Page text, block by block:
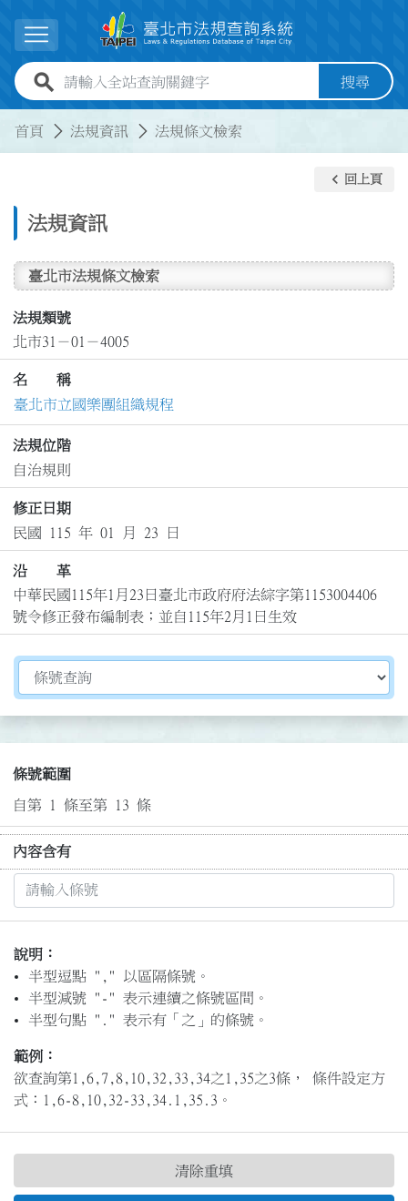
展開選單
全站查詢關鍵字欄位 搜尋
首頁 法規資訊 法規條文檢索
法規資訊
keyboard_arrow_left 回上頁
臺北市法規條文檢索
法規類號
北市31－01－4005
名 稱
臺北市立國樂團組織規程
法規位階
自治規則
修正日期
民國 115 年 01 月 23 日
沿 革
中華民國115年1月23日臺北市政府府法綜字第1153004406
號令修正發布編制表；並自115年2月1日生效
切換選擇法規資訊內容
條號範圍
自第 1 條至第 13 條
內容含有
說明：
半型逗點 "," 以區隔條號。
半型減號 "-" 表示連續之條號區間。
半型句點 "." 表示有「之」的條號。
範例：
欲查詢第1,6,7,8,10,32,33,34之1,35之3條， 條件設定方
式：1,6-8,10,32-33,34.1,35.3。
清除重填